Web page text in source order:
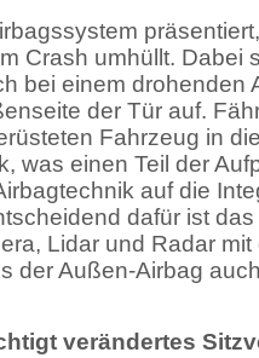
Crash umhüllt. Dabei
bei einem drohenden
der Tür auf.
Fahrzeug in
was einen Teil der
auf die
dafür ist
Lidar und Radar
der Außen-Airbag
verändertes